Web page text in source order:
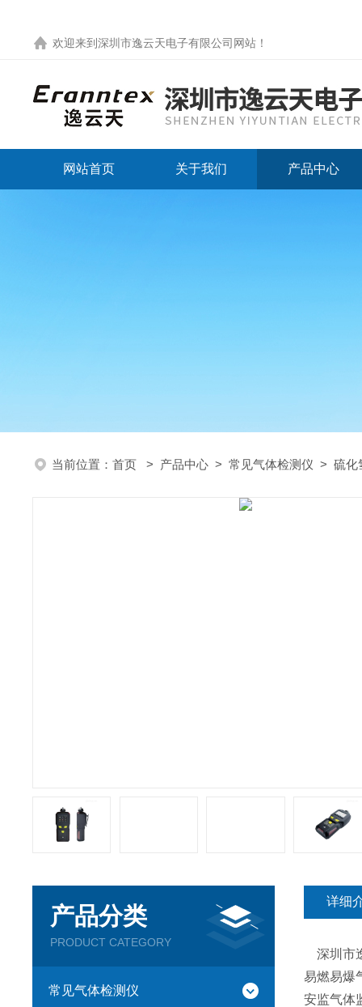
欢迎来到 深圳市逸云天电子有限公司网站 ！
网站首页 关于我们 产品中心
当前位置： 首页 > 产品中心 > 常见气体检测仪 > 硫化
产品分类
PRODUCT CATEGORY
常见气体检测仪
详细
深圳市
易燃易爆
安监气体